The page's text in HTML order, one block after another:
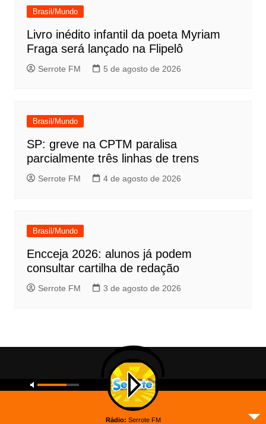
Brasil/Mundo
Livro inédito infantil da poeta Myriam
Fraga será lançado na Flipelô
Serrote FM 5 de agosto de 2026
Brasil/Mundo
SP: greve na CPTM paralisa
parcialmente três linhas de trens
Serrote FM 4 de agosto de 2026
Brasil/Mundo
Encceja 2026: alunos já podem
consultar cartilha de redação
Serrote FM 3 de agosto de 2026
Copyright © 2026 Serrote FM. All rights reserved.
Rádio: Serrote FM